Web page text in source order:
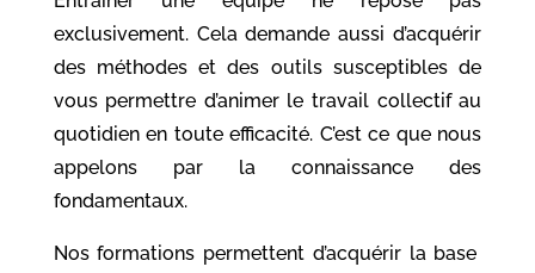
exclusivement. Cela demande aussi d’acquérir
des méthodes et des outils susceptibles de
vous permettre d’animer le travail collectif au
quotidien en toute efficacité. C’est ce que nous
appelons par la connaissance des
fondamentaux.
Nos formations permettent d’acquérir la base